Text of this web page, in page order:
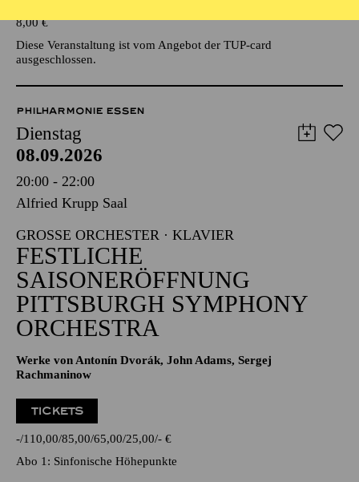
8,00€
Diese Veranstaltung ist vom Angebot der TUP-card
ausgeschlossen.
PHILHARMONIE ESSEN
Dienstag
08.09.2026
20:00 - 22:00
Alfried Krupp Saal
GROSSE ORCHESTER · KLAVIER
FESTLICHE
SAISONERÖFFNUNG
PITTSBURGH SYMPHONY
ORCHESTRA
Werke von Antonín Dvorák, John Adams, Sergej
Rachmaninow
TICKETS
- 110,00 85,00 65,00 25,00 - €
Abo 1: Sinfonische Höhepunkte